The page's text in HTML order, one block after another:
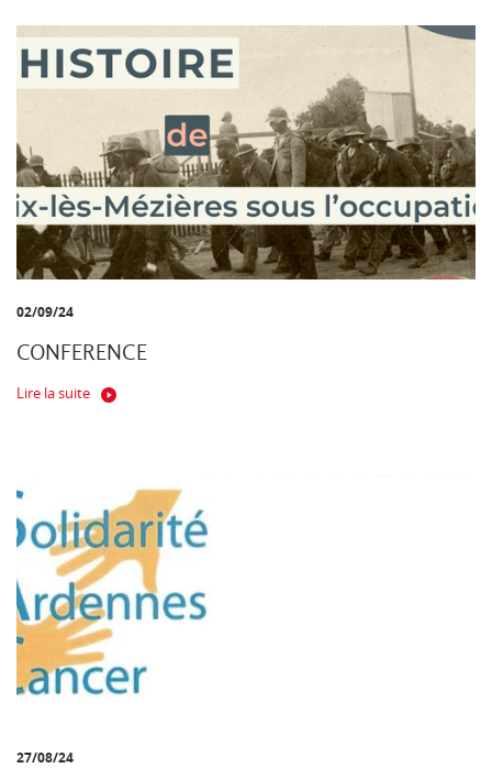
02/09/24
CONFERENCE
Lire la suite
27/08/24